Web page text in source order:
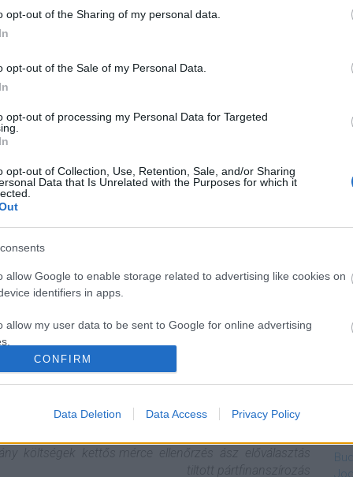
opt-out of the Sharing of my personal data.
opt-out of the Sale of my Personal Data.
opt-out of processing my Personal Data for Targeted
opt-out of Collection, Use, Retention, Sale, and/or Sharing
Data that Is Unrelated with the Purposes for which it
allow Google to enable storage related to advertising like cookies on
identifiers in apps.
allow my user data to be sent to Google for online advertising
allow Google to send me personalized advertising.
allow Google to enable storage related to analytics like cookies on
allow Google to enable storage related to functionality of the website
CONFIRM
Data Deletion Data Access Privacy Policy
TOVÁBB
pártfinanszírozás bírság ász jogállamiság
szabályozás híján mindenki
meg a napokban a Civil Választási Bizottság
állásfoglalása a testületnek az előválasztás
Ilyen nincs – de ez nem is a feladatunk –, mert
kívül az ellenzéki pártok (is) annyit köthetnek…
TOVÁBB
költségek kettős mérce ellenőrzés ász előválasztás
tiltott pártfinanszírozás